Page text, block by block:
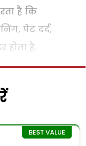
है कि
पेट दर्द,
है.